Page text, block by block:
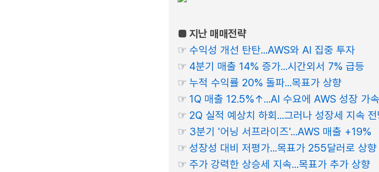
■ 지난 매매전략
☞수익성 개선 탄탄...AWS와 AI 집중 투자
☞ 4분기 매출 14% 증가...시간외서 7% 급등
☞누적 수익률 20% 돌파...목표가 상향
☞ 1Q 매출 12.5%↑...AI 수요에 AWS 성장 가속
☞ 2Q 실적 예상치 하회...그러나 성장세 지속 전
☞ 3분기 '어닝 서프라이즈'...AWS 매출 +19%
☞성장성 대비 저평가...목표가 255달러로 상향
☞주가 강력한 상승세 지속...목표가 추가 상향